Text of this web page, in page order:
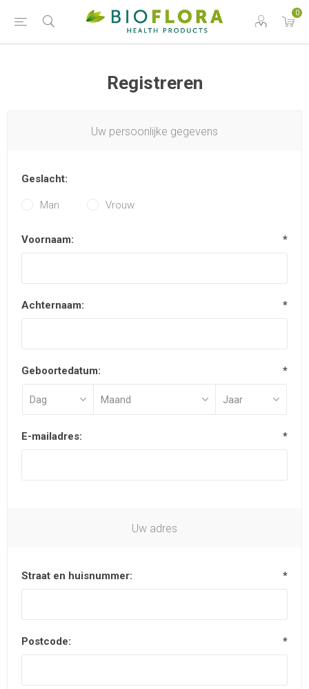
0
Registreren
Uw persoonlijke gegevens
Geslacht:
Man Vrouw
Voornaam: *
Achternaam: *
Geboortedatum: *
E-mailadres: *
Uw adres
Straat en huisnummer: *
Postcode: *